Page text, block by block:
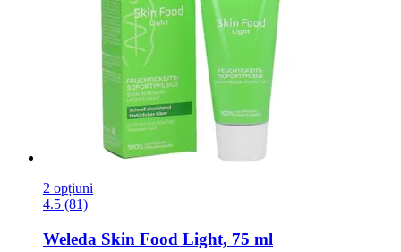
2 opțiuni
4.5 (81)
Weleda Skin Food Light, 75 ml